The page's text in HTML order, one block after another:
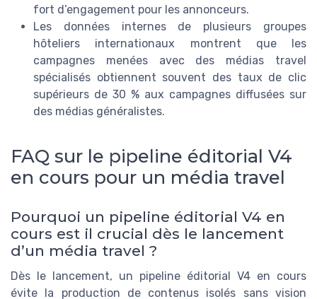
fort d’engagement pour les annonceurs.
Les données internes de plusieurs groupes
hôteliers internationaux montrent que les
campagnes menées avec des médias travel
spécialisés obtiennent souvent des taux de clic
supérieurs de 30 % aux campagnes diffusées sur
des médias généralistes.
FAQ sur le pipeline éditorial V4
en cours pour un média travel
Pourquoi un pipeline éditorial V4 en
cours est il crucial dès le lancement
d’un média travel ?
Dès le lancement, un pipeline éditorial V4 en cours
évite la production de contenus isolés sans vision